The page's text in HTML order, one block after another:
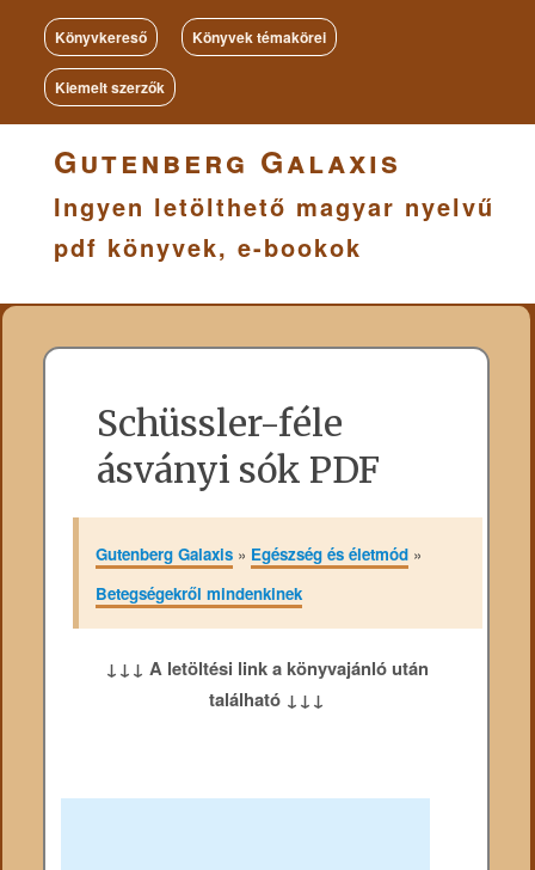
Könyvkereső Könyvek témakörei
Kiemelt szerzők
Gutenberg Galaxis
Ingyen letölthető magyar nyelvű
pdf könyvek, e-bookok
Schüssler-féle
ásványi sók PDF
Gutenberg Galaxis» Egészség és életmód»
Betegségekről mindenkinek
↓↓↓ A letöltési link a könyvajánló után
található ↓↓↓